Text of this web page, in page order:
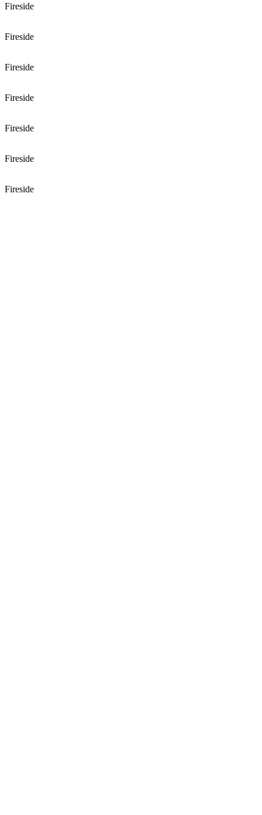
Fireside
Fireside
Fireside
Fireside
Fireside
Fireside
Fireside